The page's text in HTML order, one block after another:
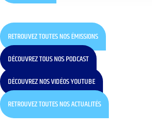
RETROUVEZ TOUTES NOS ÉMISSIONS
DÉCOUVREZ TOUS NOS PODCAST
DÉCOUVREZ NOS VIDÉOS YOUTUBE
RETROUVEZ TOUTES NOS ACTUALITÉS